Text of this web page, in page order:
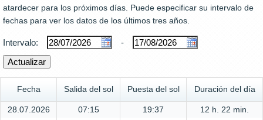
atardecer para los próximos días. Puede especificar su intervalo de
fechas para ver los datos de los últimos tres años.
Intervalo: -
Fecha Salida del sol Puesta del sol Duración del día
28.07.2026 07:15 19:37
12 h. 22 min.